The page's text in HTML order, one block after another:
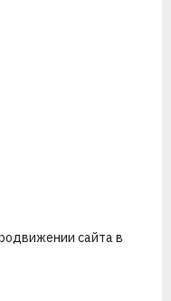
сайта в